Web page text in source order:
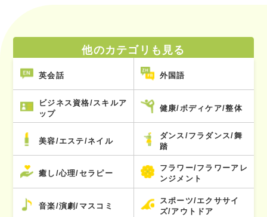
他のカテゴリも見る
英会話 外国語
ビジネス資格/スキルア
ップ
健康/ボディケア/整体
美容/エステ/ネイル
ダンス/フラダンス/舞
踏
癒し/心理/セラピー
フラワー/フラワーアレ
ンジメント
音楽/演劇/マスコミ
スポーツ/エクササイ
ズ/アウトドア